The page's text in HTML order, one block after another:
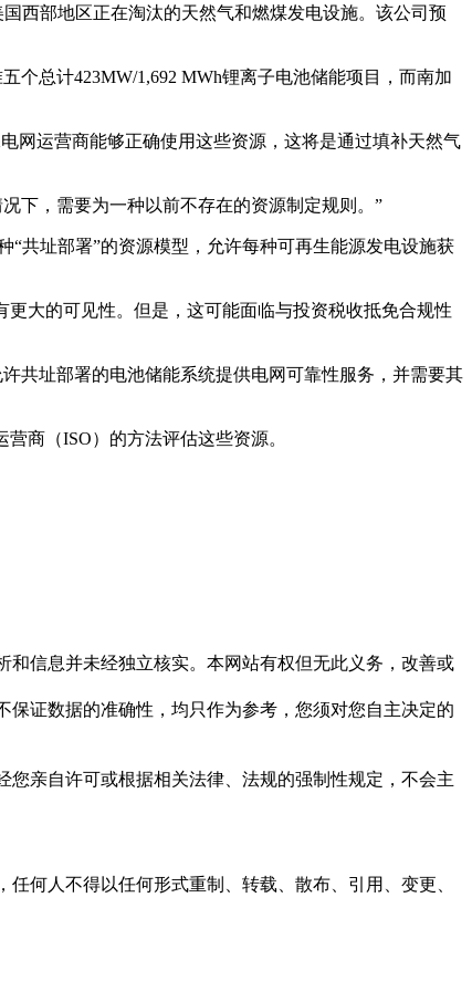
西部地区正在淘汰的天然气和燃煤发电设施。该公司预
个总计423MW/1,692 MWh锂离子电池储能项目，而南加
网运营商能够正确使用这些资源，这将是通过填补天然气
下，需要为一种以前不存在的资源制定规则。”
共址部署”的资源模型，允许每种可再生能源发电设施获
大的可见性。但是，这可能面临与投资税收抵免合规性
共址部署的电池储能系统提供电网可靠性服务，并需要其
商（ISO）的方法评估这些资源。
和信息并未经独立核实。本网站有权但无此义务，改善或
保证数据的准确性，均只作为参考，您须对您自主决定的
您亲自许可或根据相关法律、法规的强制性规定，不会主
任何人不得以任何形式重制、转载、散布、引用、变更、